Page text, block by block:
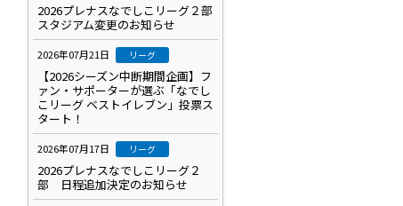
2026プレナスなでしこリーグ２部
スタジアム変更のお知らせ
2026年07月21日 リーグ
【2026シーズン中断期間企画】フ
ァン・サポーターが選ぶ「なでし
こリーグ ベストイレブン」投票ス
タート！
2026年07月17日 リーグ
2026プレナスなでしこリーグ２
部 日程追加決定のお知らせ